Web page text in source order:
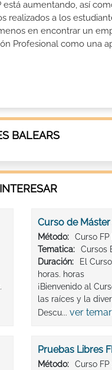
aumentando, así
realizados a los
en encontrar un
Profesional como una
BALEARS
Curso de
Método:
Curso
Tematica:
Cursos
Duración:
El
horas. horas
¡Bienvenido al
las raíces y la
Descu... ver
Pruebas Libres
Método: Curso